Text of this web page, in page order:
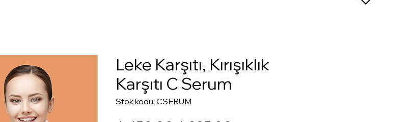
Leke Karşıtı, Kırışıklık
Karşıtı C Serum
Stok kodu: CSERUM